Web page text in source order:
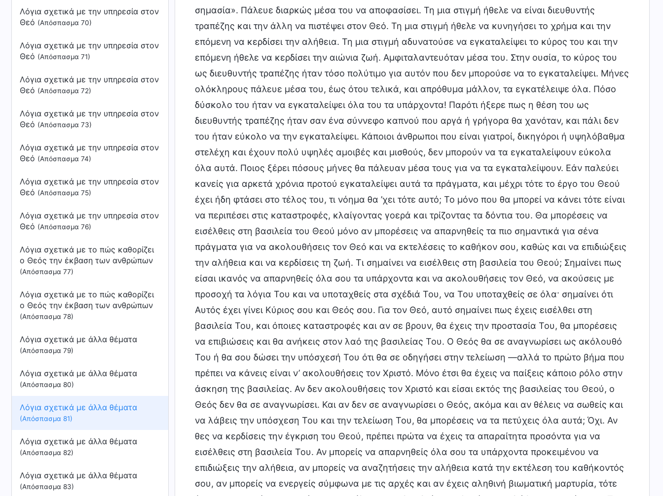
Λόγια σχετικά με την υπηρεσία στον
Θεό (Απόσπασμα 70)
Λόγια σχετικά με την υπηρεσία στον
Θεό (Απόσπασμα 71)
Λόγια σχετικά με την υπηρεσία στον
Θεό (Απόσπασμα 72)
Λόγια σχετικά με την υπηρεσία στον
Θεό (Απόσπασμα 73)
Λόγια σχετικά με την υπηρεσία στον
Θεό (Απόσπασμα 74)
Λόγια σχετικά με την υπηρεσία στον
Θεό (Απόσπασμα 75)
Λόγια σχετικά με την υπηρεσία στον
Θεό (Απόσπασμα 76)
Λόγια σχετικά με το πώς καθορίζει
ο Θεός την έκβαση των ανθρώπων
(Απόσπασμα 77)
Λόγια σχετικά με το πώς καθορίζει
ο Θεός την έκβαση των ανθρώπων
(Απόσπασμα 78)
Λόγια σχετικά με άλλα θέματα
(Απόσπασμα 79)
Λόγια σχετικά με άλλα θέματα
(Απόσπασμα 80)
Λόγια σχετικά με άλλα θέματα
(Απόσπασμα 81)
Λόγια σχετικά με άλλα θέματα
(Απόσπασμα 82)
Λόγια σχετικά με άλλα θέματα
(Απόσπασμα 83)